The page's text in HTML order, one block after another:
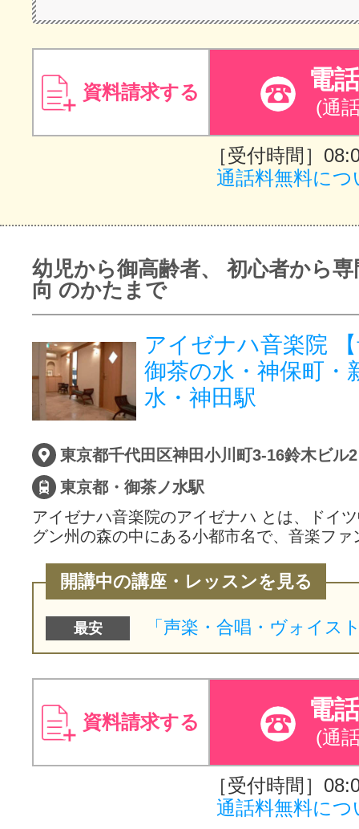
資料請求する 電
(通
［受付時間］
通話料無料につ
幼児から御高齢者、 初心者から専
向 のかたまで
アイゼナハ音楽院
御茶の水・神保町・
水・神田駅
東京都千代田区神田小川町3-16鈴木ビル
東京都・御茶ノ水駅
アイゼナハ音楽院のアイゼナハ とは、ドイ
グン州の森の中にある小都市名で、音楽フ
開講中の講座・レッスンを見る
最安
資料請求する 電
(通
［受付時間］
通話料無料につ